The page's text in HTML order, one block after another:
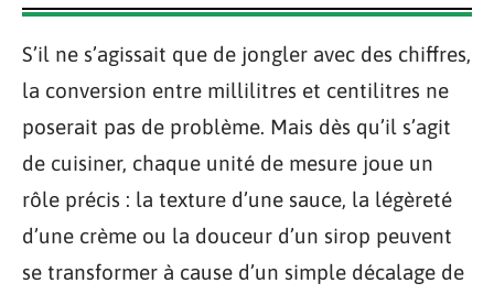
S’il ne s’agissait que de jongler avec des chiffres,
la conversion entre millilitres et centilitres ne
poserait pas de problème. Mais dès qu’il s’agit
de cuisiner, chaque unité de mesure joue un
rôle précis : la texture d’une sauce, la légèreté
d’une crème ou la douceur d’un sirop peuvent
se transformer à cause d’un simple décalage de